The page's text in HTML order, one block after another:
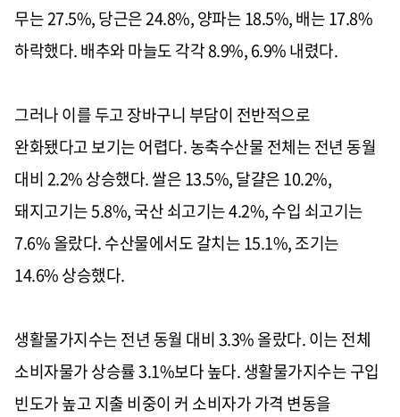
무는 27.5%, 당근은 24.8%, 양파는 18.5%, 배는 17.8%
하락했다. 배추와 마늘도 각각 8.9%, 6.9% 내렸다.
그러나 이를 두고 장바구니 부담이 전반적으로
완화됐다고 보기는 어렵다. 농축수산물 전체는 전년 동월
대비 2.2% 상승했다. 쌀은 13.5%, 달걀은 10.2%,
돼지고기는 5.8%, 국산 쇠고기는 4.2%, 수입 쇠고기는
7.6% 올랐다. 수산물에서도 갈치는 15.1%, 조기는
14.6% 상승했다.
생활물가지수는 전년 동월 대비 3.3% 올랐다. 이는 전체
소비자물가 상승률 3.1%보다 높다. 생활물가지수는 구입
빈도가 높고 지출 비중이 커 소비자가 가격 변동을